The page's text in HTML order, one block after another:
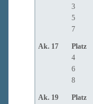
3
5
7
Ak. 17 Platz
4
6
8
Ak. 19 Platz